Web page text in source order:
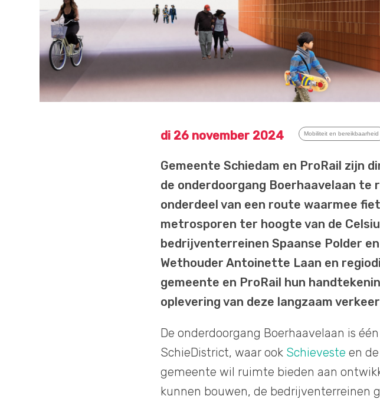
di 26 november 2024 Mobiliteit en bereikbaarheid
Gemeente Schiedam en ProRail zijn
de onderdoorgang Boerhaavelaan te
onderdeel van een route waarmee
metrosporen ter hoogte van de
bedrijventerreinen Spaanse Polder
Wethouder Antoinette Laan en
gemeente en ProRail hun
oplevering van deze langzaam
De onderdoorgang Boerhaavelaan is
SchieDistrict, waar ook Schieveste en de
gemeente wil ruimte bieden aan
kunnen bouwen, de bedrijventerreinen